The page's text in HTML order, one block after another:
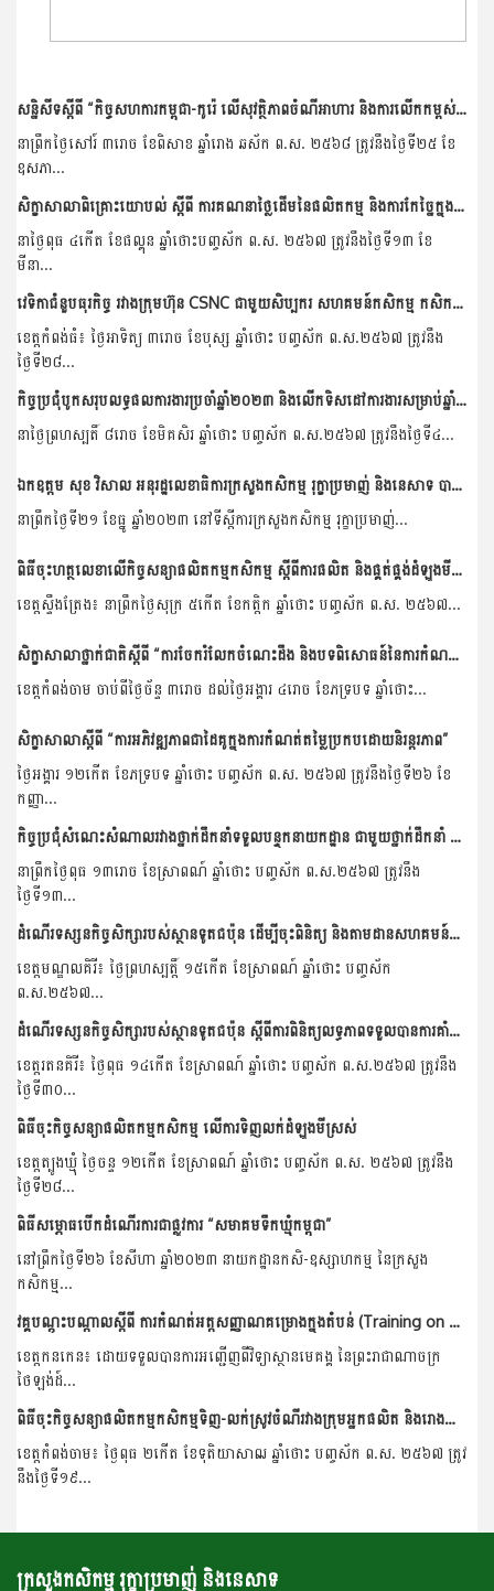
សន្និសីទស្ដីពី “កិច្ចសហការកម្ពុជា-កូរ៉េ លើសុវត្ថិភាពចំណីអាហារ និងការលើកកម្ពស់ម្ហូបអាហារ”
នាព្រឹកថ្ងៃសៅរ៍ ៣រោច ខែពិសាខ ឆ្នាំរោង ឆស័ក ព​.ស. ២៥៦៨ ត្រូវនឹងថ្ងៃទី២៥ ខែ
ឧសភា...
សិក្ខាសាលាពិគ្រោះយោបល់ ស្តីពី ការគណនាថ្លៃដើមនៃផលិតកម្ម និងការកែច្នៃក្នុងខ្សែច្រវាក់តម្លៃគ្រាប់ស្វាយចន្ទី
នាថ្ងៃពុធ ៤កើត ខែផល្គុន ឆ្នាំថោះបញ្ចស័ក ព.ស. ២៥៦៧ ត្រូវនឹងថ្ងៃទី១៣ ខែ
មីនា...
វេទិកាជំនួបធុរកិច្ច រវាងក្រុមហ៊ុន CSNC ជាមួយសិប្បករ សហគមន៍កសិកម្ម កសិករស្វាយចន្ទី និងពិធីចុះអនុស្សរណៈ
ខេត្តកំពង់ធំ៖ ថ្ងៃអាទិត្យ ៣រោច ខែបុស្ស ឆ្នាំថោះ បញ្ចស័ក ព.ស.២៥៦៧ ត្រូវនឹង
ថ្ងៃទី២៨...
កិច្ចប្រជុំបូកសរុបលទ្ធផលការងារប្រចាំឆ្នាំ២០២៣ និងលើកទិសដៅការងារសម្រាប់ឆ្នាំ២០២៤ របស់នាយកដ្ឋានកសិ-ឧស្សាហកម្ម
នាថ្ងៃព្រហស្បតិ៍ ៨រោច ខែមិគសិរ ឆ្នាំថោះ បញ្ចស័ក ព.ស.២៥៦៧ ត្រូវនឹងថ្ងៃទី៤...
ឯកឧត្តម សុខ វិសាល អនុរដ្ឋលេខាធិការក្រសួងកសិកម្ម រុក្ខាប្រមាញ់ និងនេសាទ បានដឹកនាំកិច្ចប្រជុំពិភាក្សាការងារជាមួយគណៈប្រតិភូកូរ៉េ ដែលអញ្ជើញមកពីសមាគមអភិវឌ្ឍធនធានកសិកម្មកូរ៉េ...
នាព្រឹកថ្ងៃទី២១ ខែធ្នូ ឆ្នាំ២០២៣ នៅទីស្តីការក្រសួងកសិកម្ម រុក្ខាប្រមាញ់...
ពិធីចុះហត្ថលេខាលើកិច្ចសន្យាផលិតកម្មកសិកម្ម ស្តីពីការផលិត និងផ្គត់ផ្គង់ដំឡូងមីស្រស់រវាងសហគមន៍កសិកម្មចំការលើសាមគ្គីអភិវឌ្ឍន៍ និងដេប៉ូ លាង ប៊ុនហ៊ាង
ខេត្តស្ទឹងត្រែង៖ នាព្រឹកថ្ងៃសុក្រ ៥កើត ខែកត្តិក ឆ្នាំថោះ បញ្ចស័ក ព.ស. ២៥៦៧...
សិក្ខាសាលាថ្នាក់ជាតិស្ដីពី “ការចែករំលែកចំណេះដឹង និងបទពិសោធន៍នៃការកំណត់អត្តសញ្ញាណគម្រោងក្នុងតំបន់មេគង្គ”
ខេត្តកំពង់ចាម ចាប់ពីថ្ងៃច័ន្ទ ៣រោច ដល់ថ្ងៃអង្គារ ៤រោច ខែភទ្របទ ឆ្នាំថោះ...
សិក្ខាសាលាស្តីពី “ការអភិវឌ្ឍភាពជាដៃគូក្នុងការកំណត់តម្លៃប្រកបដោយនិរន្តរភាព”
ថ្ងៃអង្គារ ១២កើត ខែភទ្របទ ឆ្នាំថោះ បញ្ចស័ក ព.ស. ២៥៦៧ ត្រូវនឹងថ្ងៃទី២៦ ខែ
កញ្ញា...
កិច្ចប្រជុំសំណេះសំណាលរវាងថ្នាក់ដឹកនាំទទួលបន្ទុកនាយកដ្ឋាន ជាមួយថ្នាក់ដឹកនាំ និងមន្រ្តីរាជការនៃនាយកដ្ឋានកសិ-ឧស្សាហកម្ម
នាព្រឹកថ្ងៃពុធ ១៣រោច ខែស្រាពណ៍ ឆ្នាំថោះ បញ្ចស័ក ព.ស.២៥៦៧ ត្រូវនឹង
ថ្ងៃទី១៣...
ដំណើរទស្សនកិច្ចសិក្សារបស់ស្ថានទូតជប៉ុន ដើម្បីចុះពិនិត្យ និងតាមដានសហគមន៍កសិកម្ម ដែលទទួលបានការគាំទ្រគម្រោងគូសាណូណេ
ខេត្តមណ្ឌលគិរី៖ ថ្ងៃព្រហស្បត្តិ៍ ១៥កើត ខែស្រាពណ៍ ឆ្នាំថោះ បញ្ចស័ក
ព.ស.២៥៦៧...
ដំណើរទស្សនកិច្ចសិក្សារបស់ស្ថានទូតជប៉ុន ស្តីពីការពិនិត្យលទ្ធភាពទទួលបានការគាំទ្រគម្រោងគូសាណូណេរបស់សហគមន៍កសិកម្ម
ខេត្តរតនគិរី៖ ថ្ងៃពុធ ១៤កើត ខែស្រាពណ៍ ឆ្នាំថោះ បញ្ចស័ក ព.ស.២៥៦៧ ត្រូវនឹង
ថ្ងៃទី៣០...
ពិធីចុះកិច្ចសន្យាផលិតកម្មកសិកម្ម លើការទិញលក់ដំឡូងមីស្រស់
ខេត្តត្បូងឃ្មុំ ថ្ងៃចន្ទ ១២កើត ខែស្រាពណ៍ ឆ្នាំថោះ បញ្ចស័ក ព.ស. ២៥៦៧ ត្រូវនឹង
ថ្ងៃទី២៨...
ពិធីសម្ភោធបើកដំណើរការជាផ្លូវការ “សមាគមទឹកឃ្មុំកម្ពុជា”
នៅព្រឹកថ្ងៃទី២៦ ខែសីហា ឆ្នាំ២០២៣ នាយកដ្ឋានកសិ-ឧស្សាហកម្ម នៃក្រសួង
កសិកម្ម...
វគ្គបណ្ដុះបណ្ដាលស្ដីពី ការកំណត់អត្តសញ្ញាណគម្រោងក្នុងតំបន់ (Training on Regional Project Identification)
ខេត្តកនកេន៖ ដោយទទួលបានការអញ្ជើញពីវិទ្យាស្ថានមេគង្គ នៃព្រះរាជាណាចក្រ
ថៃឡង់ដ៍...
ពិធីចុះកិច្ចសន្យាផលិតកម្មកសិកម្មទិញ-លក់ស្រូវចំណីរវាងក្រុមអ្នកផលិត និងរោងម៉ាស៊ីនភូមិយើង
ខេត្តកំពង់ចាម៖ ថ្ងៃពុធ ២កើត ខែទុតិយាសាឍ ឆ្នាំថោះ បញ្ចស័ក ព.ស. ២៥៦៧ ត្រូវ
នឹងថ្ងៃទី១៩...
ក្រសួងកសិកម្ម រុក្ខាប្រមាញ់ និងនេសាទ